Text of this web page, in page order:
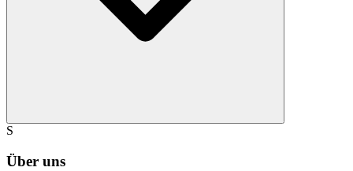
S
Über uns